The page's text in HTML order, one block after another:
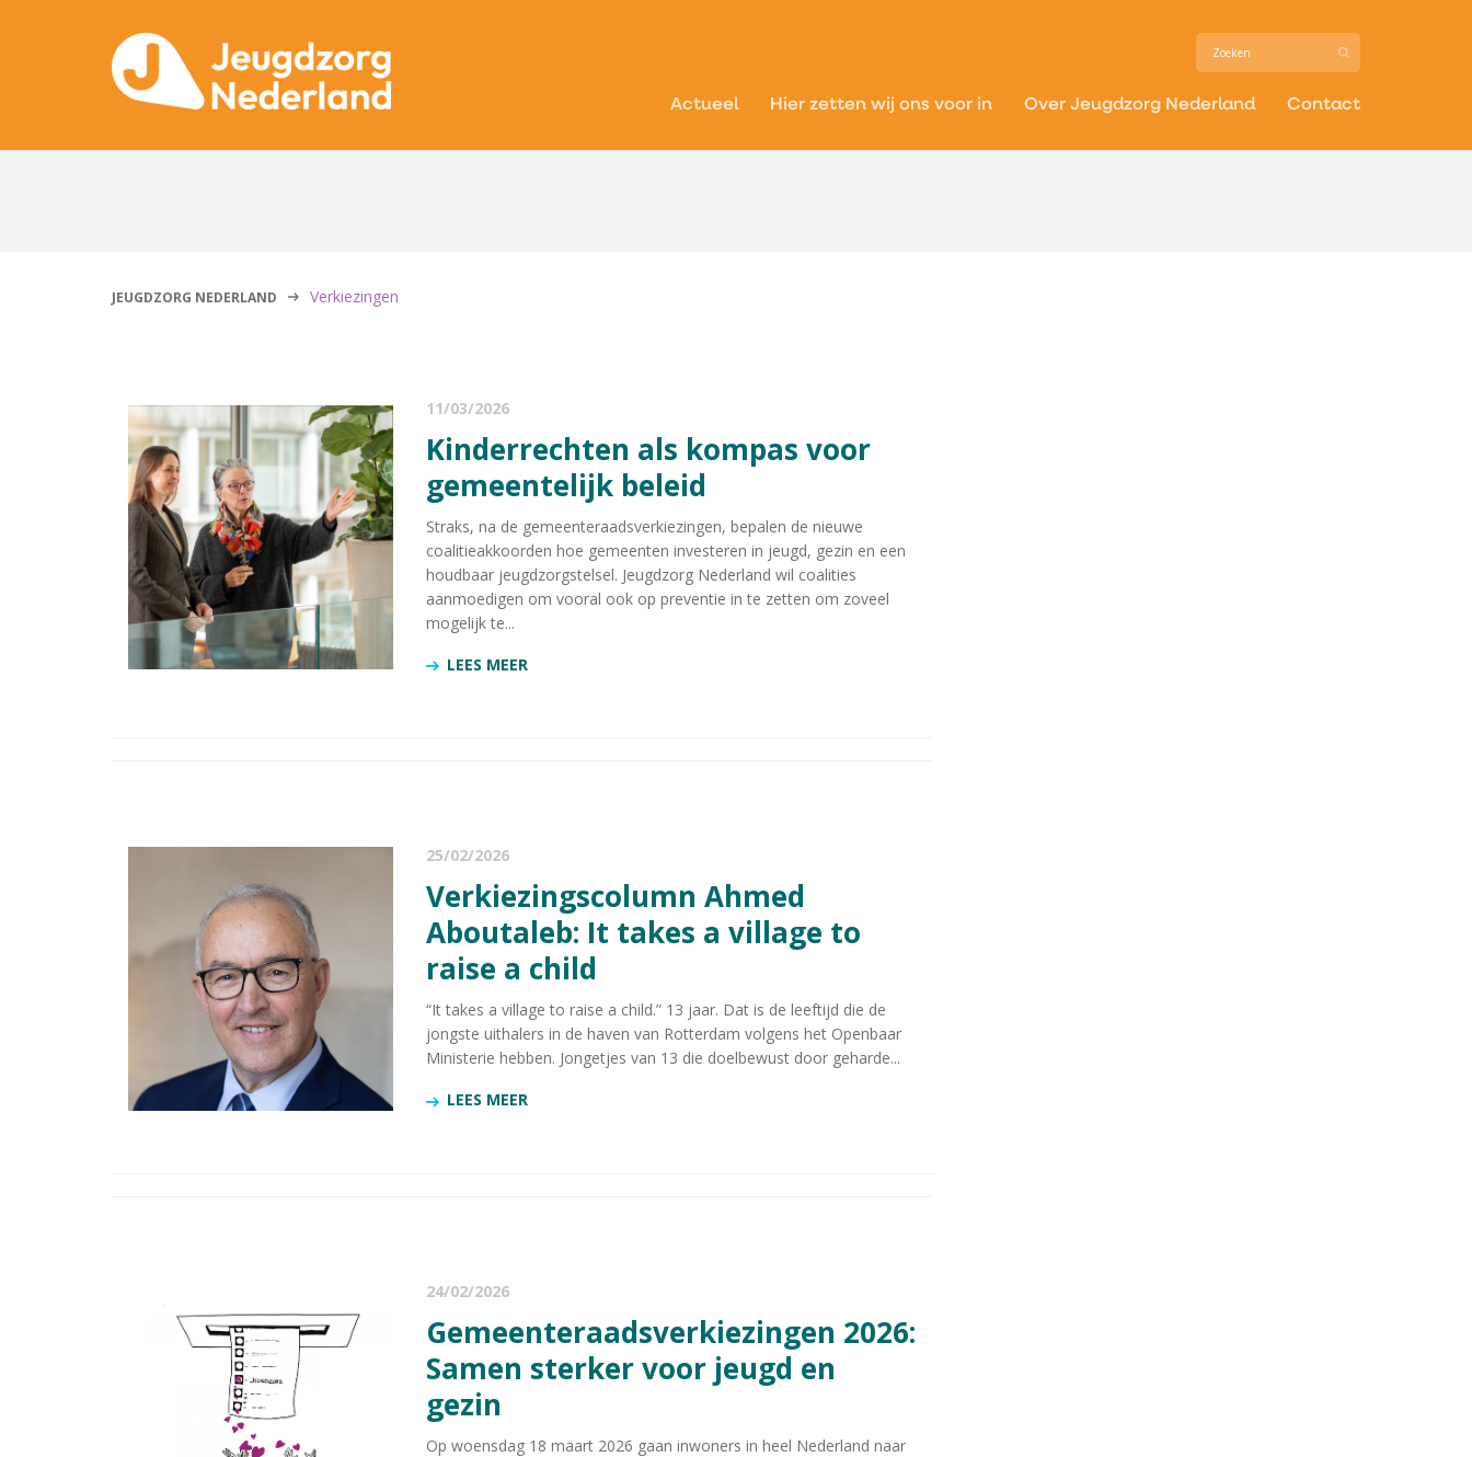
Actueel Hier zetten wij ons voor in Over Jeugdzorg Nederland Contact
JEUGDZORG NEDERLAND Verkiezingen
11/03/2026
Kinderrechten als kompas voor
gemeentelijk beleid
Straks, na de gemeenteraadsverkiezingen, bepalen de nieuwe
coalitieakkoorden hoe gemeenten investeren in jeugd, gezin en een
houdbaar jeugdzorgstelsel. Jeugdzorg Nederland wil coalities
aanmoedigen om vooral ook op preventie in te zetten om zoveel
mogelijk te...
LEES MEER
25/02/2026
Verkiezingscolumn Ahmed
Aboutaleb: It takes a village to
raise a child
“It takes a village to raise a child.” 13 jaar. Dat is de leeftijd die de
jongste uithalers in de haven van Rotterdam volgens het Openbaar
Ministerie hebben. Jongetjes van 13 die doelbewust door geharde...
LEES MEER
24/02/2026
Gemeenteraadsverkiezingen 2026:
Samen sterker voor jeugd en
gezin
Op woensdag 18 maart 2026 gaan inwoners in heel Nederland naar